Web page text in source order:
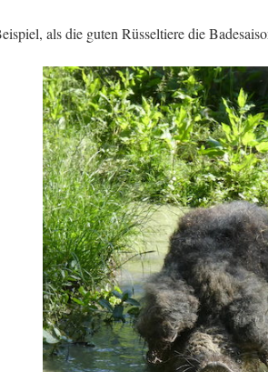
als die guten Rüsseltiere die